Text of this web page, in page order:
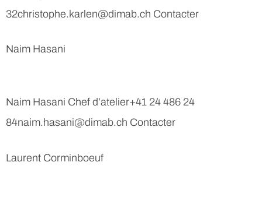
32christophe.karlen@dimab.ch Contacter
Naim Hasani
Naim Hasani Chef d’atelier+41 24 486 24
84naim.hasani@dimab.ch Contacter
Laurent Corminboeuf